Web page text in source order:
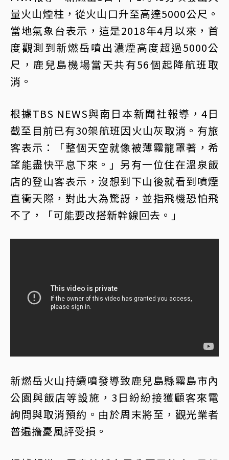
量火山煙柱，從火山口升至高達5000公尺。
當地氣象台表示，這是2018年4月以來，首
度觀測到新燃岳噴出濃煙高度超過5000公
尺，鹿兒島機場當天共有56個起降航班取
消。
根據TBS NEWS與南日本新聞社報導，4日
截至目前已有30架航班因火山灰取消。有旅
客表示：「整個天空就像被薄霧籠罩著，希
望能盡快平息下來。」另有一位住在溫泉飯
店的登山客表示，沒想到下山後就看到噴煙
直衝天際，對此大為驚訝，並指飛機恐怕飛
不了，「可能要改搭新幹線回去。」
新燃岳火山持續噴發導致鹿兒島縣霧島市內
公園與飯店等設施，3日紛紛接獲顧客來電
詢問與取消預約。由於周末將至，觀光業者
普遍擔憂風評受損。